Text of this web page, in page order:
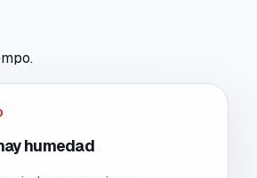
humedad